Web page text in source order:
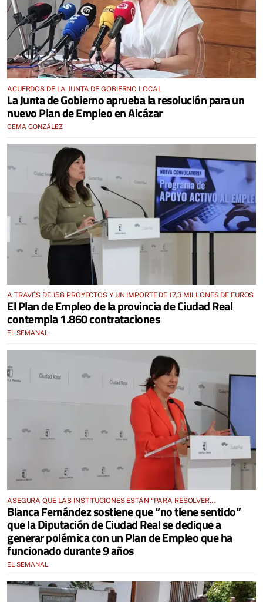
ACUERDOS DE LA JUNTA DE GOBIERNO LOCAL
La Junta de Gobierno aprueba la resolución para un
nuevo Plan de Empleo en Alcázar
GEMA GONZÁLEZ
A TRAVÉS DE 158 PROYECTOS Y UN IMPORTE DE 17,3 MILLONES DE EUROS
El Plan de Empleo de la provincia de Ciudad Real
contempla 1.860 contrataciones
EL SEMANAL
ASEGURA QUE LAS INSTITUCIONES ESTÁN “PARA RESOLVER
PROBLEMAS” Y NO PARA CREARLOS
Blanca Fernández sostiene que “no tiene sentido”
que la Diputación de Ciudad Real se dedique a
generar polémica con un Plan de Empleo que ha
funcionado durante 9 años
EL SEMANAL